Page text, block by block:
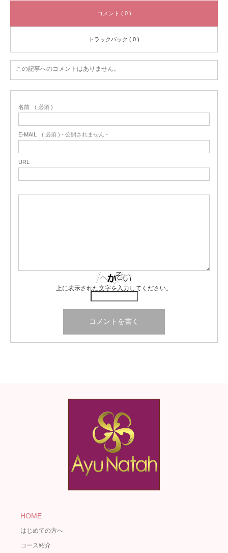
コメント ( 0 )
トラックバック ( 0 )
この記事へのコメントはありません。
名前 ( 必須 )
E-MAIL ( 必須 ) - 公開されません -
URL
上に表示された文字を入力してください。
HOME
はじめての方へ
コース紹介